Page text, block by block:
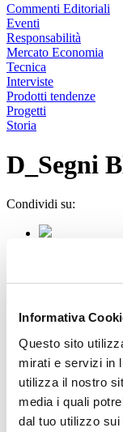
Informativa
Questo sito
mirati e servizi in
utilizza il nostro
media i quali
dal tuo utilizzo
Commenti Editoriali
Eventi
Responsabilità
Mercato Economia
Tecnica
Interviste
Prodotti tendenze
Progetti
Storia
D_Segni
Condividi su: